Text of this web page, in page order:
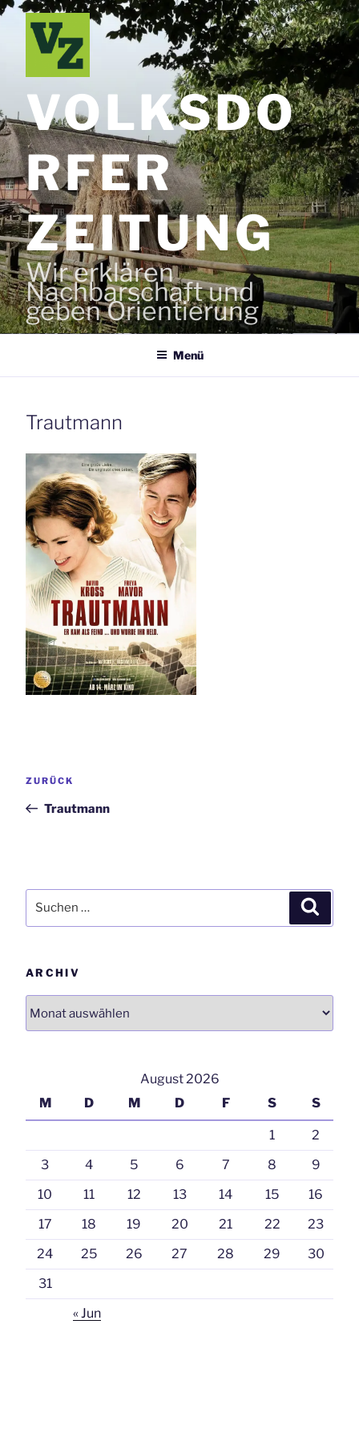
Zum
Inhalt
springen
VOLKSDO
RFER
ZEITUNG
Wir erklären
Nachbarschaft und
geben Orientierung
Menü
Trautmann
Vorheriger
ZURÜCK
Trautmann
nach:
ARCHIV
August 2026
M
D M D F S S
1
2
3
4 5 6 7 8
9
10
11 12 13 14 15
16
17
18 19 20 21 22
23
24
25 26 27 28 29
30
31
« Jun